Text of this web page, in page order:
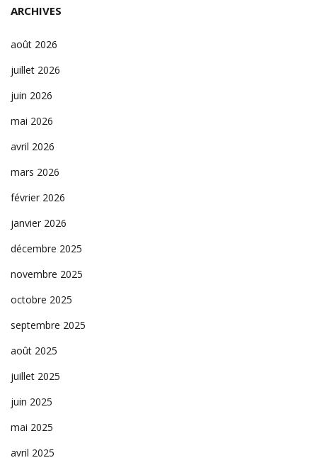
ARCHIVES
août 2026
juillet 2026
juin 2026
mai 2026
avril 2026
mars 2026
février 2026
janvier 2026
décembre 2025
novembre 2025
octobre 2025
septembre 2025
août 2025
juillet 2025
juin 2025
mai 2025
avril 2025